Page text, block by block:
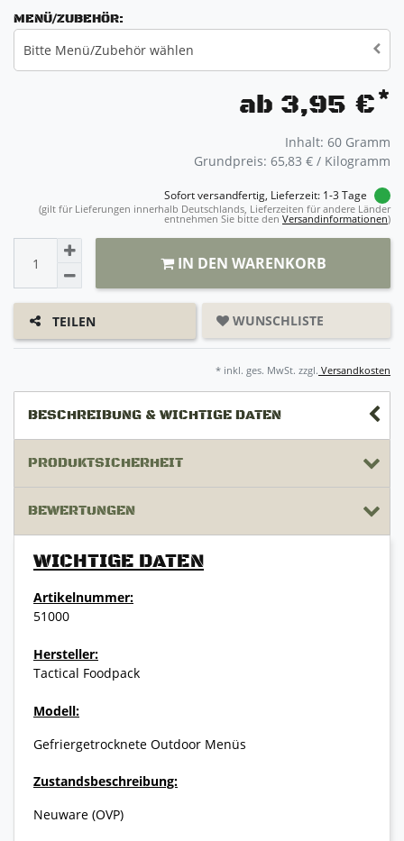
MENÜ/ZUBEHÖR:
Bitte Menü/Zubehör wählen
ab 3,95 €*
Inhalt: 60 Gramm
Grundpreis: 65,83 € / Kilogramm
Sofort versandfertig, Lieferzeit: 1-3 Tage
(gilt für Lieferungen innerhalb Deutschlands, Lieferzeiten für andere Länder
entnehmen Sie bitte den Versandinformationen)
IN DEN WARENKORB
TEILEN WUNSCHLISTE
* inkl. ges. MwSt. zzgl. Versandkosten
BESCHREIBUNG & WICHTIGE DATEN
PRODUKTSICHERHEIT
BEWERTUNGEN
WICHTIGE DATEN
Artikelnummer:
51000
Hersteller:
Tactical Foodpack
Modell:
Gefriergetrocknete Outdoor Menüs
Zustandsbeschreibung:
Neuware (OVP)